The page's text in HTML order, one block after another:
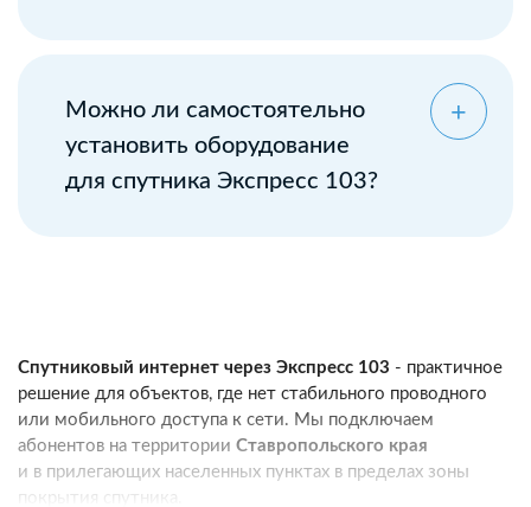
Можно ли самостоятельно
установить оборудование
для спутника Экспресс 103?
Спутниковый интернет через Экспресс 103 - практичное
решение для объектов, где нет стабильного проводного
или мобильного доступа к сети. Мы подключаем
абонентов на территории Ставропольского края
и в прилегающих населенных пунктах в пределах зоны
покрытия спутника.